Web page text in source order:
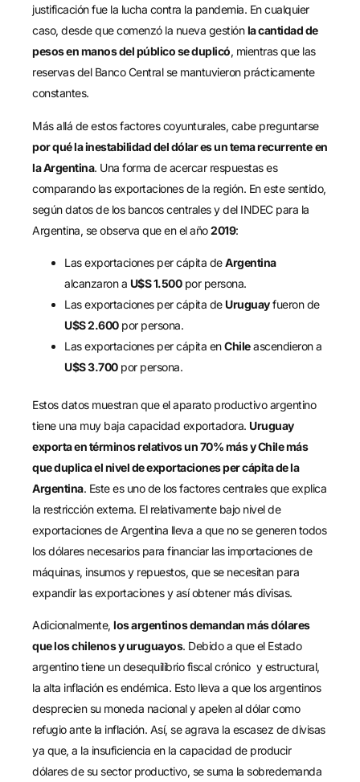
justificación fue la lucha contra la pandemia. En cualquier
caso, desde que comenzó la nueva gestiónla cantidad de
pesos en manos del público se duplicó, mientras que las
reservas del Banco Central se mantuvieron prácticamente
constantes.
Más allá de estos factores coyunturales, cabe preguntarse
por qué la inestabilidad del dólar es un tema recurrente en
la Argentina. Una forma de acercar respuestas es
comparando las exportaciones de la región. En este sentido,
según datos de los bancos centrales y del INDEC para la
Argentina, se observa que en el año2019:
Las exportaciones per cápita deArgentina
alcanzaron a U$S 1.500por persona.
Las exportaciones per cápita de Uruguayfueron de
U$S 2.600por persona.
Las exportaciones per cápita enChileascendieron a
U$S 3.700por persona.
Estos datos muestran que el aparato productivo argentino
tiene una muy baja capacidad exportadora. Uruguay
exporta en términos relativos un 70% más y Chile más
que duplica el nivel de exportaciones per cápita de la
Argentina. Este es uno de los factores centrales que explica
la restricción externa. El relativamente bajo nivel de
exportaciones de Argentina lleva a que no se generen todos
los dólares necesarios para financiar las importaciones de
máquinas, insumos y repuestos, que se necesitan para
expandir las exportaciones y así obtener más divisas.
Adicionalmente, los argentinos demandan más dólares
que los chilenos y uruguayos. Debido a que el Estado
argentino tiene un desequilibrio fiscal crónico y estructural,
la alta inflación es endémica. Esto lleva a que los argentinos
desprecien su moneda nacional y apelen al dólar como
refugio ante la inflación. Así, se agrava la escasez de divisas
ya que, a la insuficiencia en la capacidad de producir
dólares de su sector productivo, se suma la sobredemanda